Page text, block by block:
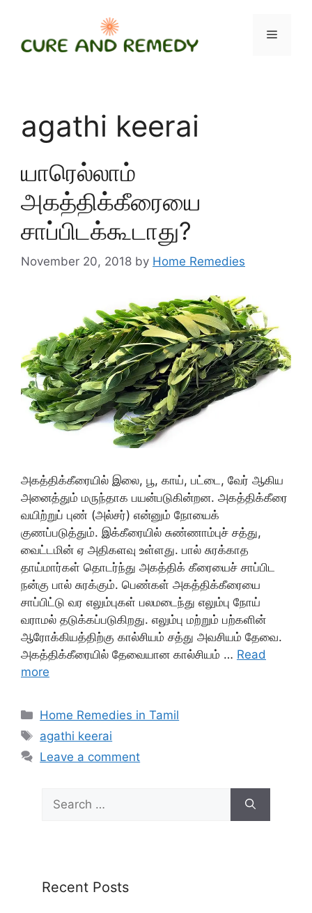
content
Menu
agathi keerai
யாரெல்லாம்
அகத்திக்கீரையை
சாப்பிடக்கூடாது?
November 20, 2018 by Home Remedies
அகத்திக்கீரையில் இலை, பூ, காய், பட்டை, வேர் ஆகிய
அனைத்தும் மருந்தாக பயன்படுகின்றன. அகத்திக்கீரை
வயிற்றுப் புண் (அல்சர்) என்னும் நோயைக்
குணப்படுத்தும். இக்கீரையில் சுண்ணாம்புச் சத்து,
வைட்டமின் ஏ அதிகளவு உள்ளது. பால் சுரக்காத
தாய்மார்கள் தொடர்ந்து அகத்திக் கீரையைச் சாப்பிட
நன்கு பால் சுரக்கும். பெண்கள் அகத்திக்கீரையை
சாப்பிட்டு வர எலும்புகள் பலமடைந்து எலும்பு நோய்
வராமல் தடுக்கப்படுகிறது. எலும்பு மற்றும் பற்களின்
ஆரோக்கியத்திற்கு கால்சியம் சத்து அவசியம் தேவை.
அகத்திக்கீரையில் தேவையான கால்சியம் … Read
more
Categories
Home Remedies in Tamil
Tags
agathi keerai
Leave a comment
for:
Recent Posts